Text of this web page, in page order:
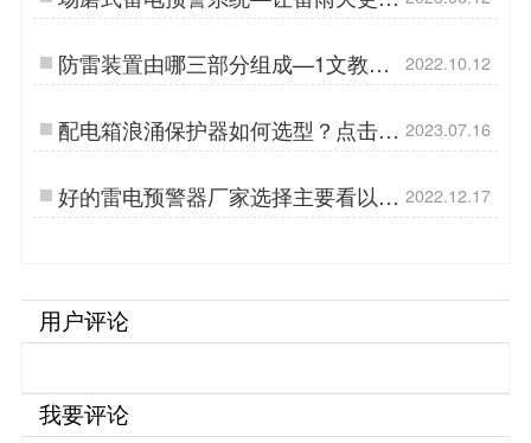
心-易造防雷…
防雷装置由哪三部分组成—1文教会
你！收藏【杭州易造】…
2022.10.12
配电箱浪涌保护器如何选型？点击进
入-易造防雷…
2023.07.16
好的雷电预警器厂家选择主要看以下
6点！看完本文再采购！【易造防
2022.12.17
用户评论
我要评论